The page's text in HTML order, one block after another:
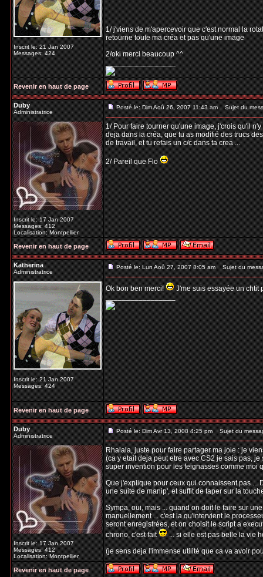
Inscrit le: 21 Jan 2007
Messages: 424
1/ j'viens de m'apercevoir que c'est normal la
retourne toute ma créa et pas qu'une image
2/oki merci beaucoup ^^
_________________
Revenir en haut de page
Duby
Administratrice
Inscrit le: 17 Jan 2007
Messages: 412
Localisation: Montpellier
Posté le: Dim Aoû 26, 2007 11:43 am Sujet du
1/ Pour faire tourner qu'une image, j'crois qu'il
deja dans la créa, que tu as modifié des trucs
de travail, et tu refais un c/c dans ta crea ...
2/ Pareil que Flo
Revenir en haut de page
Katherina
Administratrice
Inscrit le: 21 Jan 2007
Messages: 424
Posté le: Lun Aoû 27, 2007 8:05 am Sujet du
Ok bon ben merci!
J'me suis essayée un chtit
_________________
Revenir en haut de page
Duby
Administratrice
Inscrit le: 17 Jan 2007
Messages: 412
Localisation: Montpellier
Posté le: Dim Avr 13, 2008 4:25 pm Sujet du
Rhalala, juste pour faire partager ma joie : je
(ca y etait deja peut etre avec CS2 je sais pas,
super invention pour les feignasses comme moi
Que j'explique pour ceux qui connaissent pas ...
une suite de manip', et suffit de taper sur la
Sympa, oui, mais ... quand on doit le faire sur
manuellement ... c'est la qu'intervient le
seront enregistrées, et on choisit le script a
chrono, c'est fait
... si elle est pas belle la vie
(je sens deja l'immense utilité que ca va avoir
Revenir en haut de page